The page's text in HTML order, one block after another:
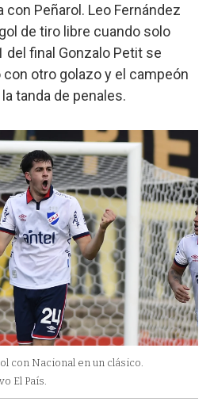
Peñarol. Leo Fernández
de tiro libre cuando solo
del final Gonzalo Petit se
otro golazo y el campeón
tanda de penales.
con Nacional en un clásico.
El País.